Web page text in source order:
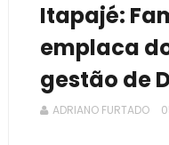
Itapajé:
emplaca
gestão de
ADRIANO FURTADO